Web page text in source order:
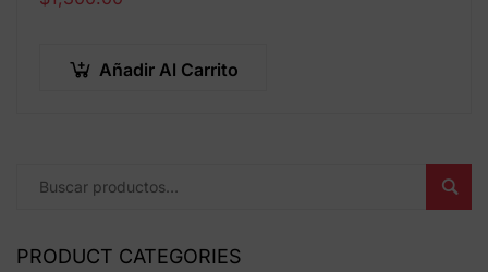
Añadir Al Carrito
PRODUCT CATEGORIES